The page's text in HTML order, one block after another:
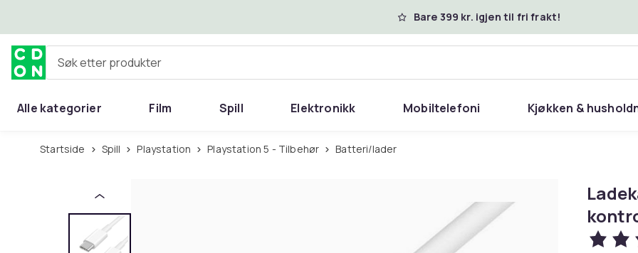
Bare 399 kr. igjen til fri frakt!
Søk etter produkter
Alle kategorier Film Spill Elektronikk Mobiltelefoni Kjøkken &
Startside Spill Playstation Playstation 5 - Tilbehør Batteri/lader